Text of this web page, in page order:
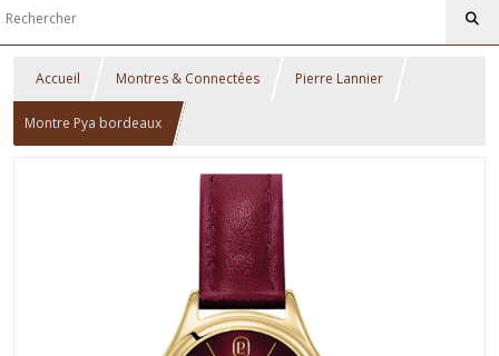
Accueil Montres & Connectées Pierre Lannier
Montre Pya bordeaux